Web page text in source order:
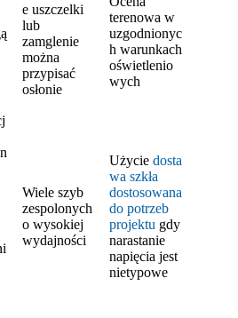
e uszczelki
lub
zamglenie
można
przypisać
osłonie
terenowa w
uzgodnionyc
h warunkach
oświetlenio
wych
Wiele szyb
zespolonych
o wysokiej
wydajności
Użycie dosta
wa szkła
dostosowana
do potrzeb
projektu gdy
narastanie
napięcia jest
nietypowe